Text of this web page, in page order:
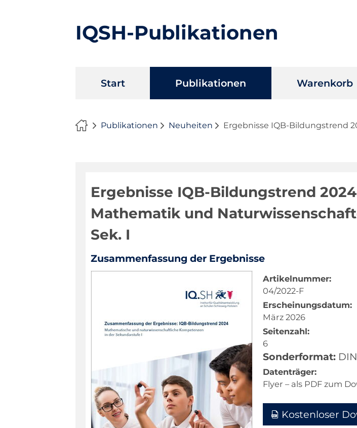
IQSH-Publikationen
überspringen
Start Publikationen Warenkorb
Publikationen Neuheiten Ergebnisse IQB-Bildungstrend
Ergebnisse IQB-Bildungstrend
Mathematik und
Sek. I
Zusammenfassung der Ergebnisse
Artikelnummer:
04/2022-F
Erscheinungsdatum:
März 2026
Seitenzahl:
6
Sonderformat:
Datenträger:
Flyer – als PDF zum
Kostenloser